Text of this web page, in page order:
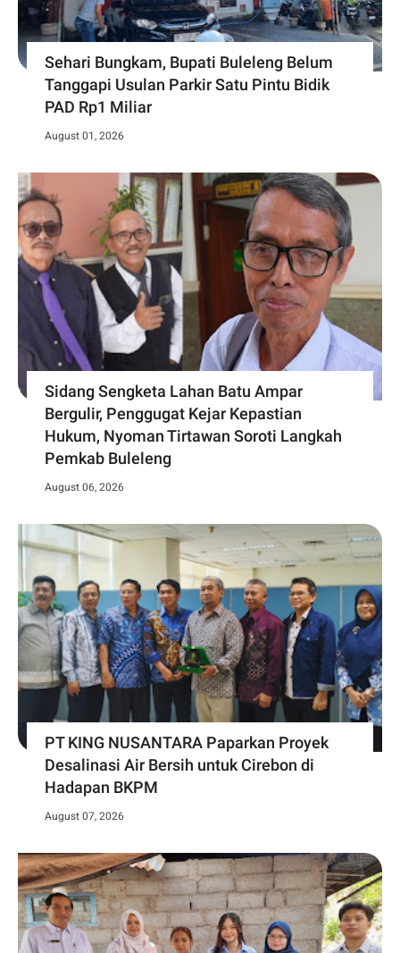
Sehari Bungkam, Bupati Buleleng Belum
Tanggapi Usulan Parkir Satu Pintu Bidik
PAD Rp1 Miliar
August 01, 2026
Sidang Sengketa Lahan Batu Ampar
Bergulir, Penggugat Kejar Kepastian
Hukum, Nyoman Tirtawan Soroti Langkah
Pemkab Buleleng
August 06, 2026
PT KING NUSANTARA Paparkan Proyek
Desalinasi Air Bersih untuk Cirebon di
Hadapan BKPM
August 07, 2026